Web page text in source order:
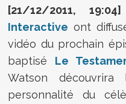
[21/12/2011,
Interactive ont
vidéo du prochain
baptisé Le
Watson
personnalité du